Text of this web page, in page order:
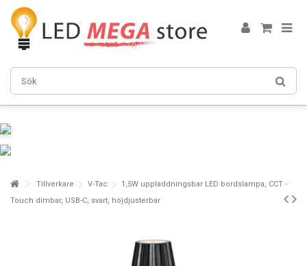
Tillverkare V-Tac
1,5W uppladdningsbar LED bordslampa, CCT -
Touch dimbar, USB-C, svart, höjdjusterbar